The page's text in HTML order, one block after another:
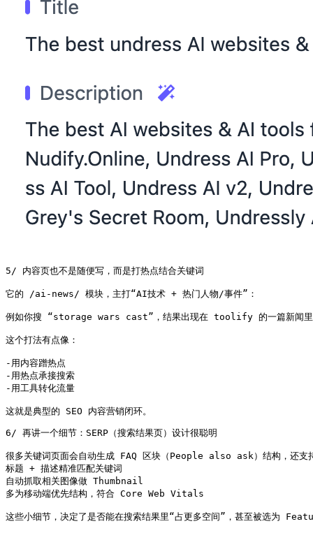
5/ 内容页也不是随便写，而是打热点结合关键词
它的 /ai-news/ 模块，主打“AI技术 + 热门人物/事件”：
例如你搜 “storage wars cast”，结果出现在 toolify 的一篇新闻里，
这个打法有点像：
-用内容蹭热点
-用热点承接搜索
-用工具转化流量
这就是典型的 SEO 内容营销闭环。
6/ 再讲一个细节：SERP（搜索结果页）设计很聪明
很多关键词页面会自动生成 FAQ 区块（People also ask）结构，还支
标题 + 描述精准匹配关键词
自动抓取相关图像做 Thumbnail
多为移动端优先结构，符合 Core Web Vitals
这些小细节，决定了是否能在搜索结果里“占更多空间”，甚至被选为